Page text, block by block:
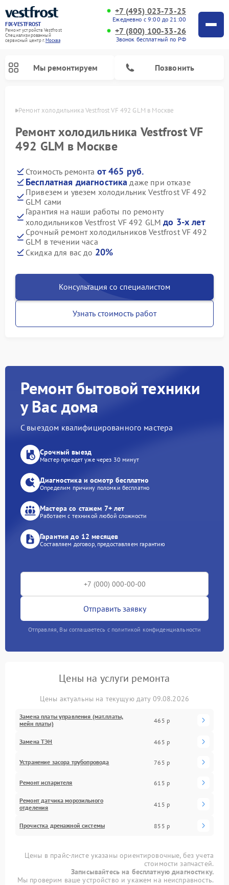
FIX-VESTFROST
Ремонт устройств Vestfrost
Специализированный
cервисный центр г.Москва
+7 (495) 023-73-25
Ежедневно с 9:00 до 21:00
+7 (800) 100-33-26
Звонок бесплатный по РФ
Мы ремонтируем Позвонить
Ремонт холодильника Vestfrost VF 492 GLM в Москве
Ремонт холодильника Vestfrost VF
492 GLM в Москве
Стоимость ремонта от 465 руб.
Бесплатная диагностика даже при отказе
Привезем и увезем холодильник Vestfrost VF 492
GLM сами
Гарантия на наши работы по ремонту
холодильников Vestfrost VF 492 GLMдо 3-х лет
Срочный ремонт холодильников Vestfrost VF 492
GLM в течении часа
Скидка для вас до 20%
Консультация со специалистом
Узнать стоимость работ
Ремонт бытовой техники
у Вас дома
С выездом квалифицированного мастера
Срочный выезд
Мастер приедет уже через 30 минут
Диагностика и осмотр бесплатно
Определим причину поломки бесплатно
Мастера со стажем 7+ лет
Работаем с техникой любой сложности
Гарантия до 12 месяцев
Составляем договор, предоставляем гарантию
Отправить заявку
Отправляя, Вы соглашаетесь с политикой конфиденциальности
Цены на услуги ремонта
Цены актуальны на текущую дату 09.08.2026
Замена платы управления (мат.платы,
мейн платы)
465 р
Замена ТЭН 465 р
Устранение засора трубопровода 765 р
Ремонт испарителя 615 р
Ремонт датчика морозильного
отделения
415 р
Прочистка дренажной системы 855 р
Цены в прайс-листе указаны ориентировочные, без учета
стоимости запчастей.
Записывайтесь на бесплатную диагностику.
Мы проверим ваше устройство и укажем на неисправность.